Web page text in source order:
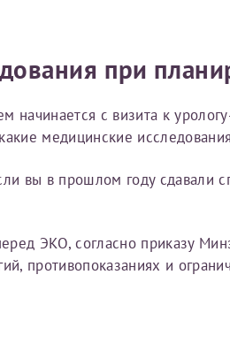
при
с визита к
медицинские
вы в прошлом году сдавали
ЭКО, согласно приказу
противопоказаниях и
, указанным в вашем первом
справки на
проверяйте все данные
на указанную электронную почту с